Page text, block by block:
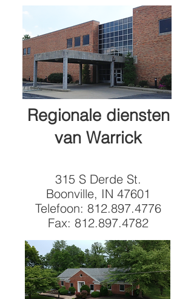
Regionale diensten
van Warrick
315 S Derde St.
Boonville, IN 47601
Telefoon: 812.897.4776
Fax: 812.897.4782